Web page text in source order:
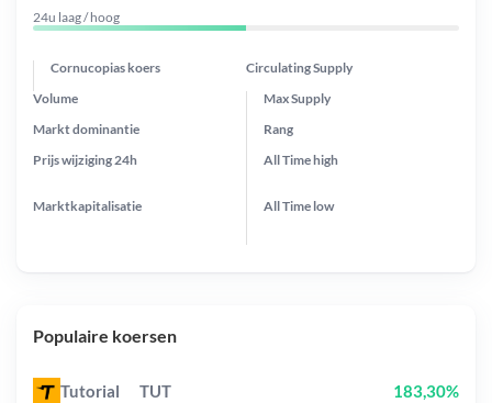
24u laag / hoog
Cornucopias koers Circulating Supply
Prijs wijziging 24h
Max Supply
Markt dominantie
Marktkapitalisatie
Volume
Rang
All Timehigh
All Time low
Populaire koersen
Tutorial TUT 183,30%